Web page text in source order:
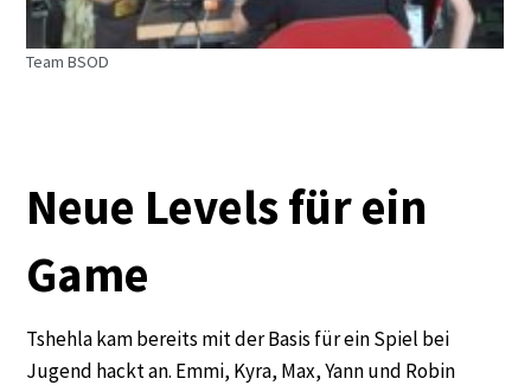
Team BSOD
Neue Levels für ein
Game
Tshehla kam bereits mit der Basis für ein Spiel bei
Jugend hackt an. Emmi, Kyra, Max, Yann und Robin